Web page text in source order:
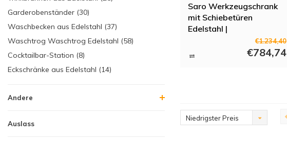
Garderobenständer (30)
Waschbecken aus Edelstahl (37)
Waschtrog Waschtrog Edelstahl (58)
Cocktailbar-Station (8)
Eckschränke aus Edelstahl (14)
Andere
Auslass
Saro Werkzeugschrank
mit Schiebetüren
Edelstahl |
120x70x(H)85cm€1.234,40
€784,74
Niedrigster Preis